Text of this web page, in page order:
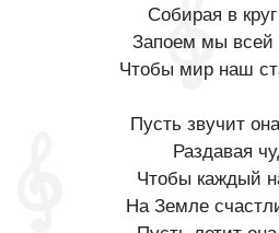
Собирая в
Запоем мы всей
Чтобы мир наш
Пусть звучит
Раздавая
Чтобы каждый
На Земле